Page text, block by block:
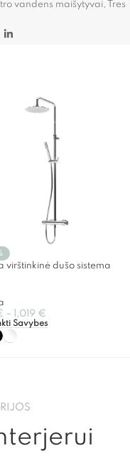
vandens maišytyvai
Tres
virštinkinė dušo sistema
– 1,019 €
Savybes